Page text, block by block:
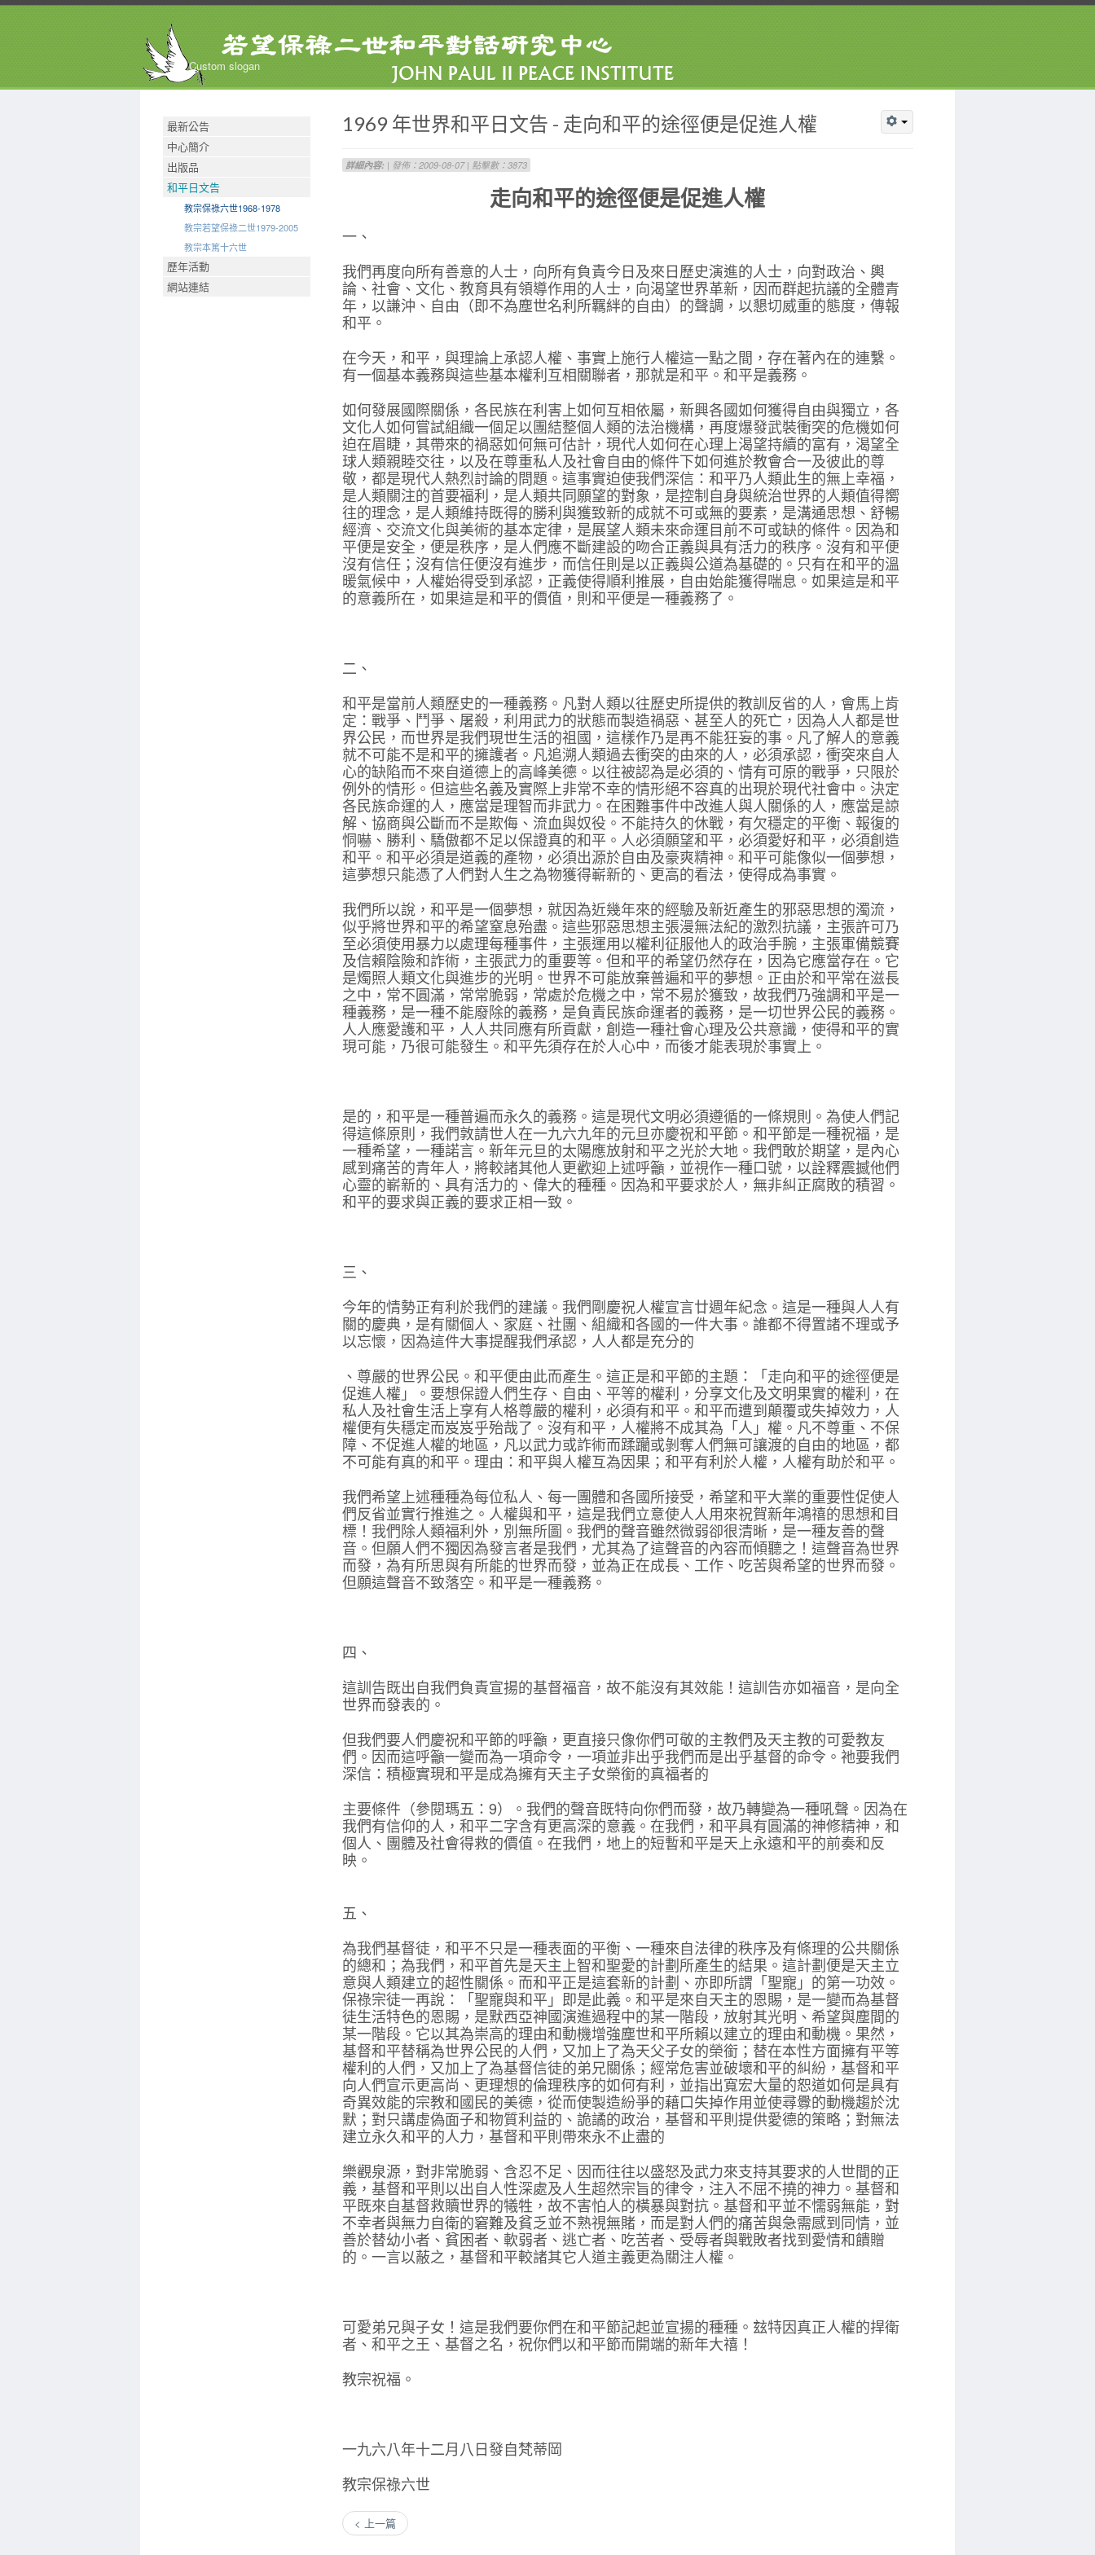
Custom slogan
最新公告
中心簡介
出版品
和平日文告
教宗保祿六世1968-1978
教宗若望保祿二世1979-2005
教宗本篤十六世
歷年活動
網站連結
1969 年世界和平日文告 - 走向和平的途徑便是促進人權
詳細內容: | 發佈：2009-08-07 | 點擊數：3873
走向和平的途徑便是促進人權
一、
我們再度向所有善意的人士，向所有負責今日及來日歷史演進的人士，向對政治、輿
論、社會、文化、教育具有領導作用的人士，向渴望世界革新，因而群起抗議的全體青
年，以謙沖、自由（即不為塵世名利所羈絆的自由）的聲調，以懇切威重的態度，傳報
和平。
在今天，和平，與理論上承認人權、事實上施行人權這一點之間，存在著內在的連繫。
有一個基本義務與這些基本權利互相關聯者，那就是和平。和平是義務。
如何發展國際關係，各民族在利害上如何互相依屬，新興各國如何獲得自由與獨立，各
文化人如何嘗試組織一個足以團結整個人類的法治機構，再度爆發武裝衝突的危機如何
迫在眉睫，其帶來的禍惡如何無可估計，現代人如何在心理上渴望持續的富有，渴望全
球人類親睦交往，以及在尊重私人及社會自由的條件下如何進於教會合一及彼此的尊
敬，都是現代人熱烈討論的問題。這事實迫使我們深信：和平乃人類此生的無上幸福，
是人類關注的首要福利，是人類共同願望的對象，是控制自身與統治世界的人類值得嚮
往的理念，是人類維持既得的勝利與獲致新的成就不可或無的要素，是溝通思想、舒暢
經濟、交流文化與美術的基本定律，是展望人類未來命運目前不可或缺的條件。因為和
平便是安全，便是秩序，是人們應不斷建設的吻合正義與具有活力的秩序。沒有和平便
沒有信任；沒有信任便沒有進步，而信任則是以正義與公道為基礎的。只有在和平的溫
暖氣候中，人權始得受到承認，正義使得順利推展，自由始能獲得喘息。如果這是和平
的意義所在，如果這是和平的價值，則和平便是一種義務了。
二、
和平是當前人類歷史的一種義務。凡對人類以往歷史所提供的教訓反省的人，會馬上肯
定：戰爭、鬥爭、屠殺，利用武力的狀態而製造禍惡、甚至人的死亡，因為人人都是世
界公民，而世界是我們現世生活的祖國，這樣作乃是再不能狂妄的事。凡了解人的意義
就不可能不是和平的擁護者。凡追溯人類過去衝突的由來的人，必須承認，衝突來自人
心的缺陷而不來自道德上的高峰美德。以往被認為是必須的、情有可原的戰爭，只限於
例外的情形。但這些名義及實際上非常不幸的情形絕不容真的出現於現代社會中。決定
各民族命運的人，應當是理智而非武力。在困難事件中改進人與人關係的人，應當是諒
解、協商與公斷而不是欺侮、流血與奴役。不能持久的休戰，有欠穩定的平衡、報復的
恫嚇、勝利、驕傲都不足以保證真的和平。人必須願望和平，必須愛好和平，必須創造
和平。和平必須是道義的產物，必須出源於自由及豪爽精神。和平可能像似一個夢想，
這夢想只能憑了人們對人生之為物獲得嶄新的、更高的看法，使得成為事實。
我們所以說，和平是一個夢想，就因為近幾年來的經驗及新近產生的邪惡思想的濁流，
似乎將世界和平的希望窒息殆盡。這些邪惡思想主張漫無法紀的激烈抗議，主張許可乃
至必須使用暴力以處理每種事件，主張運用以權利征服他人的政治手腕，主張軍備競賽
及信賴陰險和詐術，主張武力的重要等。但和平的希望仍然存在，因為它應當存在。它
是燭照人類文化與進步的光明。世界不可能放棄普遍和平的夢想。正由於和平常在滋長
之中，常不圓滿，常常脆弱，常處於危機之中，常不易於獲致，故我們乃強調和平是一
種義務，是一種不能廢除的義務，是負責民族命運者的義務，是一切世界公民的義務。
人人應愛護和平，人人共同應有所貢獻，創造一種社會心理及公共意識，使得和平的實
現可能，乃很可能發生。和平先須存在於人心中，而後才能表現於事實上。
是的，和平是一種普遍而永久的義務。這是現代文明必須遵循的一條規則。為使人們記
得這條原則，我們敦請世人在一九六九年的元旦亦慶祝和平節。和平節是一種祝福，是
一種希望，一種諾言。新年元旦的太陽應放射和平之光於大地。我們敢於期望，是內心
感到痛苦的青年人，將較諸其他人更歡迎上述呼籲，並視作一種口號，以詮釋震撼他們
心靈的嶄新的、具有活力的、偉大的種種。因為和平要求於人，無非糾正腐敗的積習。
和平的要求與正義的要求正相一致。
三、
今年的情勢正有利於我們的建議。我們剛慶祝人權宣言廿週年紀念。這是一種與人人有
關的慶典，是有關個人、家庭、社團、組織和各國的一件大事。誰都不得置諸不理或予
以忘懷，因為這件大事提醒我們承認，人人都是充分的
、尊嚴的世界公民。和平便由此而產生。這正是和平節的主題：「走向和平的途徑便是
促進人權」。要想保證人們生存、自由、平等的權利，分享文化及文明果實的權利，在
私人及社會生活上享有人格尊嚴的權利，必須有和平。和平而遭到顛覆或失掉效力，人
權便有失穩定而岌岌乎殆哉了。沒有和平，人權將不成其為「人」權。凡不尊重、不保
障、不促進人權的地區，凡以武力或詐術而蹂躪或剝奪人們無可讓渡的自由的地區，都
不可能有真的和平。理由：和平與人權互為因果；和平有利於人權，人權有助於和平。
我們希望上述種種為每位私人、每一團體和各國所接受，希望和平大業的重要性促使人
們反省並實行推進之。人權與和平，這是我們立意使人人用來祝賀新年鴻禧的思想和目
標！我們除人類福利外，別無所圖。我們的聲音雖然微弱卻很清晰，是一種友善的聲
音。但願人們不獨因為發言者是我們，尤其為了這聲音的內容而傾聽之！這聲音為世界
而發，為有所思與有所能的世界而發，並為正在成長、工作、吃苦與希望的世界而發。
但願這聲音不致落空。和平是一種義務。
四、
這訓告既出自我們負責宣揚的基督福音，故不能沒有其效能！這訓告亦如福音，是向全
世界而發表的。
但我們要人們慶祝和平節的呼籲，更直接只像你們可敬的主教們及天主教的可愛教友
們。因而這呼籲一變而為一項命令，一項並非出乎我們而是出乎基督的命令。祂要我們
深信：積極實現和平是成為擁有天主子女榮銜的真福者的
主要條件（參閱瑪五：9）。我們的聲音既特向你們而發，故乃轉變為一種吼聲。因為在
我們有信仰的人，和平二字含有更高深的意義。在我們，和平具有圓滿的神修精神，和
個人、團體及社會得救的價值。在我們，地上的短暫和平是天上永遠和平的前奏和反
映。
五、
為我們基督徒，和平不只是一種表面的平衡、一種來自法律的秩序及有條理的公共關係
的總和；為我們，和平首先是天主上智和聖愛的計劃所產生的結果。這計劃便是天主立
意與人類建立的超性關係。而和平正是這套新的計劃、亦即所謂「聖寵」的第一功效。
保祿宗徒一再說：「聖寵與和平」即是此義。和平是來自天主的恩賜，是一變而為基督
徒生活特色的恩賜，是默西亞神國演進過程中的某一階段，放射其光明、希望與塵間的
某一階段。它以其為崇高的理由和動機增強塵世和平所賴以建立的理由和動機。果然，
基督和平替稱為世界公民的人們，又加上了為天父子女的榮銜；替在本性方面擁有平等
權利的人們，又加上了為基督信徒的弟兄關係；經常危害並破壞和平的糾紛，基督和平
向人們宣示更高尚、更理想的倫理秩序的如何有利，並指出寬宏大量的恕道如何是具有
奇異效能的宗教和國民的美德，從而使製造紛爭的藉口失掉作用並使尋釁的動機趨於沈
默；對只講虛偽面子和物質利益的、詭譎的政治，基督和平則提供愛德的策略；對無法
建立永久和平的人力，基督和平則帶來永不止盡的
樂觀泉源，對非常脆弱、含忍不足、因而往往以盛怒及武力來支持其要求的人世間的正
義，基督和平則以出自人性深處及人生超然宗旨的律令，注入不屈不撓的神力。基督和
平既來自基督救贖世界的犧牲，故不害怕人的橫暴與對抗。基督和平並不懦弱無能，對
不幸者與無力自衛的窘難及貧乏並不熟視無賭，而是對人們的痛苦與急需感到同情，並
善於替幼小者、貧困者、軟弱者、逃亡者、吃苦者、受辱者與戰敗者找到愛情和饋贈
的。一言以蔽之，基督和平較諸其它人道主義更為關注人權。
可愛弟兄與子女！這是我們要你們在和平節記起並宣揚的種種。玆特因真正人權的捍衛
者、和平之王、基督之名，祝你們以和平節而開端的新年大禧！
教宗祝福。
一九六八年十二月八日發自梵蒂岡
教宗保祿六世
< 上一篇